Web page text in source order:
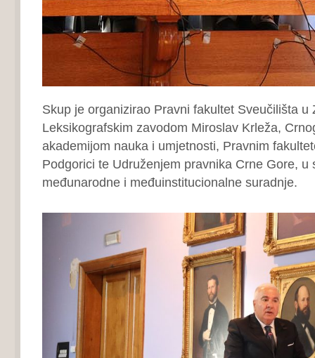
Skup je organizirao Pravni fakultet Sveučilišta u
Leksikografskim zavodom Miroslav Krleža,
akademijom nauka i umjetnosti, Pravnim
Podgorici te Udruženjem pravnika Crne Gore, u
međunarodne i međuinstitucionalne suradnje.